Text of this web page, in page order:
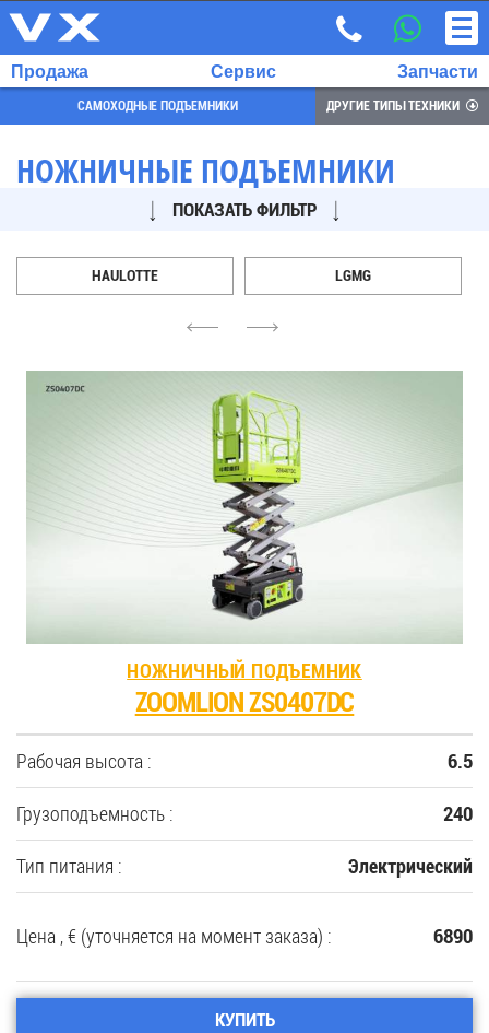
RU
EN
700
Сферы применения
Запчасти
Услуги
Продажа Сервис Запчасти
САМОХОДНЫЕ ПОДЪЕМНИКИ ДРУГИЕ ТИПЫ ТЕХНИКИ
НОЖНИЧНЫЕ ПОДЪЕМНИКИ
4
HAULOTTE LGMG
6
ПОКАЗАТЬ ФИЛЬТР
НОЖНИЧНЫЙ ПОДЪЕМНИК
ZOOMLION ZS0407DC
Рабочая высота : 6.5
Грузоподъемность : 240
Тип питания : Электрический
Цена , € (уточняется на момент заказа) : 6890
КУПИТЬ